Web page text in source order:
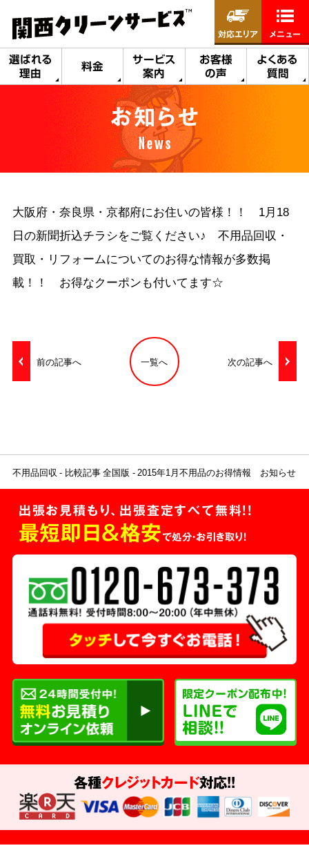
選ばれる
理由
料金
サービス
案内
お客様
の声
よくある
質問
対応エリア メニュー
お知らせ
News
大阪府・奈良県・京都府にお住いの皆様！！ 1月18
日の新聞折込チラシをご覧ください♪ 不用品回収・
買取・リフォームについてのお得な情報が多数掲
載！！ お得なクーポンも付いてます☆
前の記事へ 一覧へ 次の記事へ
不用品回収 比較記事 全国版 2015年1月不用品のお得情報 お知らせ
出張お見積もり、出張査定すべて無料!!
最短即日＆格安で処分・お引き取り！
各種クレジットカード対応!!